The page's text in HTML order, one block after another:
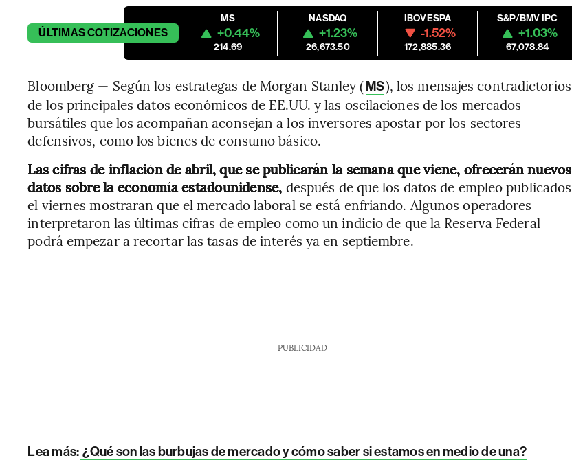
ÚLTIMASCOTIZACIONES
MS
+0.44%
214.69
NASDAQ
+1.23%
26,673.50
IBOVESPA
-1.52%
172,885.36
S&P/BMV IPC
+1.03%
67,078.84
Bloomberg — Según los estrategas de Morgan Stanley (MS), los mensajes contradictorios
de los principales datos económicos de EE.UU. y las oscilaciones de los mercados
bursátiles que los acompañan aconsejan a los inversores apostar por los sectores
defensivos, como los bienes de consumo básico.
Las cifras de inflación de abril, que se publicarán la semana que viene, ofrecerán nuevos
datos sobre la economía estadounidense, después de que los datos de empleo publicados
el viernes mostraran que el mercado laboral se está enfriando. Algunos operadores
interpretaron las últimas cifras de empleo como un indicio de que la Reserva Federal
podrá empezar a recortar las tasas de interés ya en septiembre.
PUBLICIDAD
Lea más: ¿Qué son las burbujas de mercado y cómo saber si estamos en medio de una?